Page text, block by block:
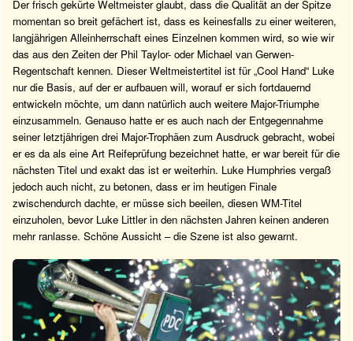
Der frisch gekürte Weltmeister glaubt, dass die Qualität an der Spitze
momentan so breit gefächert ist, dass es keinesfalls zu einer weiteren,
langjährigen Alleinherrschaft eines Einzelnen kommen wird, so wie wir
das aus den Zeiten der Phil Taylor- oder Michael van Gerwen-
Regentschaft kennen. Dieser Weltmeistertitel ist für „Cool Hand“ Luke
nur die Basis, auf der er aufbauen will, worauf er sich fortdauernd
entwickeln möchte, um dann natürlich auch weitere Major-Triumphe
einzusammeln. Genauso hatte er es auch nach der Entgegennahme
seiner letztjährigen drei Major-Trophäen zum Ausdruck gebracht, wobei
er es da als eine Art Reifeprüfung bezeichnet hatte, er war bereit für die
nächsten Titel und exakt das ist er weiterhin. Luke Humphries vergaß
jedoch auch nicht, zu betonen, dass er im heutigen Finale
zwischendurch dachte, er müsse sich beeilen, diesen WM-Titel
einzuholen, bevor Luke Littler in den nächsten Jahren keinen anderen
mehr ranlasse. Schöne Aussicht – die Szene ist also gewarnt.